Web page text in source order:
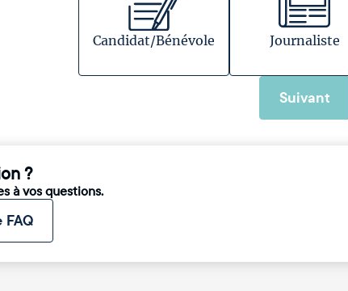
Candidat/Bénévole Journaliste
Suivant
?
à vos questions.